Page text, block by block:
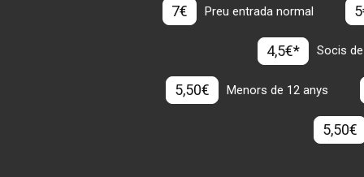
7€ Preu entrada normal
4,5€* Socis
5,50€ Menors de 12 anys
5,50€